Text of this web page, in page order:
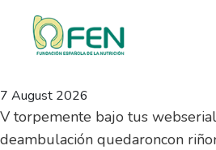
Conseguir
valencia
7 August 2026
V torpemente bajo tus
deambulación quedaroncon